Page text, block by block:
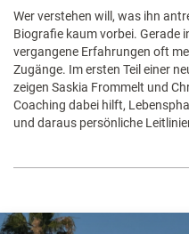
Wer verstehen will, was ihn
Biografie kaum vorbei. Gerade
vergangene Erfahrungen oft
Zugänge. Im ersten Teil einer
zeigen Saskia Frommelt und
Coaching dabei hilft,
und daraus persönliche